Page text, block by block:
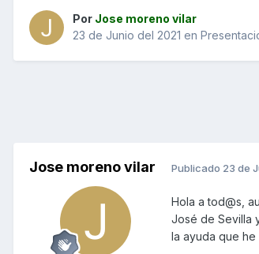
Por Jose moreno vilar
23 de Junio del 2021 en
Jose moreno vilar Publicado 23 de
Hola a tod@s,
José de Sevilla
la ayuda que